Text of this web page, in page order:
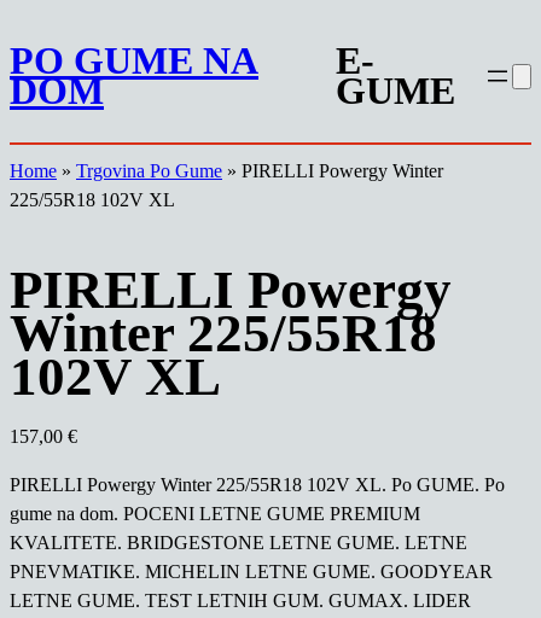
na
vsebino
PO GUME NA
DOM
E-
GUME
Home » Trgovina Po Gume » PIRELLI Powergy Winter
225/55R18 102V XL
PIRELLI Powergy
Winter 225/55R18
102V XL
157,00 €
PIRELLI Powergy Winter 225/55R18 102V XL. Po GUME. Po
gume na dom. POCENI LETNE GUME PREMIUM
KVALITETE. BRIDGESTONE LETNE GUME. LETNE
PNEVMATIKE. MICHELIN LETNE GUME. GOODYEAR
LETNE GUME. TEST LETNIH GUM. GUMAX. LIDER